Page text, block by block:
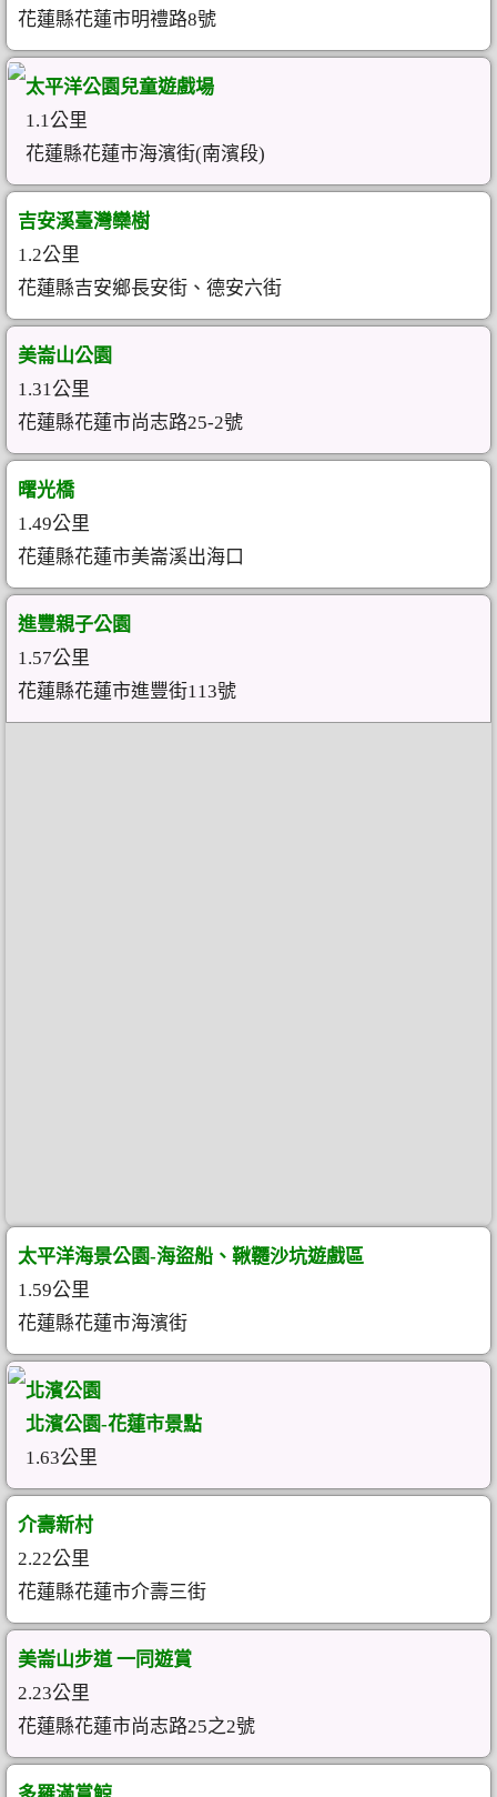
花蓮縣花蓮市明禮路8號
太平洋公園兒童遊戲場
1.1公里
花蓮縣花蓮市海濱街(南濱段)
吉安溪臺灣欒樹
1.2公里
花蓮縣吉安鄉長安街、德安六街
美崙山公園
1.31公里
花蓮縣花蓮市尚志路25-2號
曙光橋
1.49公里
花蓮縣花蓮市美崙溪出海口
進豐親子公園
1.57公里
花蓮縣花蓮市進豐街113號
太平洋海景公園-海盜船、鞦韆沙坑遊戲區
1.59公里
花蓮縣花蓮市海濱街
北濱公園
北濱公園-花蓮市景點
1.63公里
介壽新村
2.22公里
花蓮縣花蓮市介壽三街
美崙山步道 一同遊賞
2.23公里
花蓮縣花蓮市尚志路25之2號